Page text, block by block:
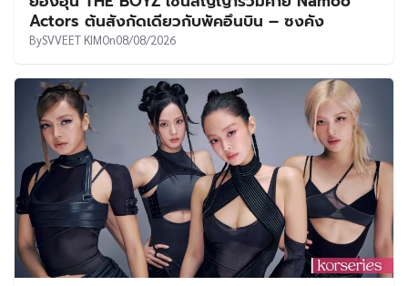
Actors ต้นสังกัดเดียวกับพัคอึนบิน – ซงคัง
BySVVEET KIMOn08/08/2026